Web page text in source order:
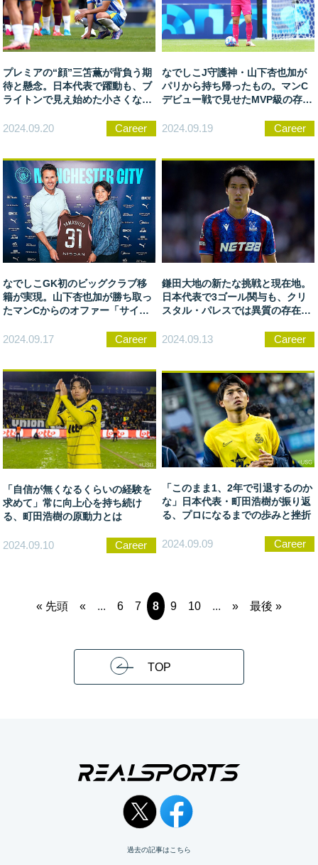
プレミアの“顔”三笘薫が背負う期
待と懸念。日本代表で躍動も、ブ
ライトンで見え始めた小さくない
2024.09.20 Career
なでしこJ守護神・山下杏也加が
パリから持ち帰ったもの。マンC
デビュー戦で見せたMVP級の存在
2024.09.19 Career
なでしこGK初のビッグクラブ移
籍が実現。山下杏也加が勝ち取っ
たマンCからのオファー「サイズ
2024.09.17 Career
鎌田大地の新たな挑戦と現在地。
日本代表で3ゴール関与も、クリ
スタル・パレスでは異質の存在
2024.09.13 Career
「自信が無くなるくらいの経験を
求めて」常に向上心を持ち続け
る、町田浩樹の原動力とは
2024.09.10 Career
「このまま1、2年で引退するのか
な」日本代表・町田浩樹が振り返
る、プロになるまでの歩みと挫折
2024.09.09 Career
« 先頭 « ... 6 7 8 9 10 ... » 最後 »
TOP
過去の記事はこちら